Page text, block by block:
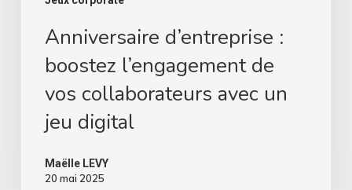
Anniversaire d’entreprise :
boostez l’engagement de
vos collaborateurs avec un
jeu digital
Maëlle LEVY
20 mai 2025